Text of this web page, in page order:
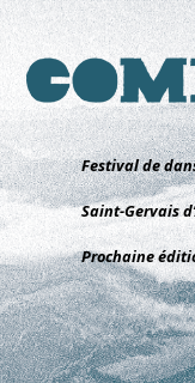
Aller
au
contenu
Festival de
Saint-Gervais
Prochaine